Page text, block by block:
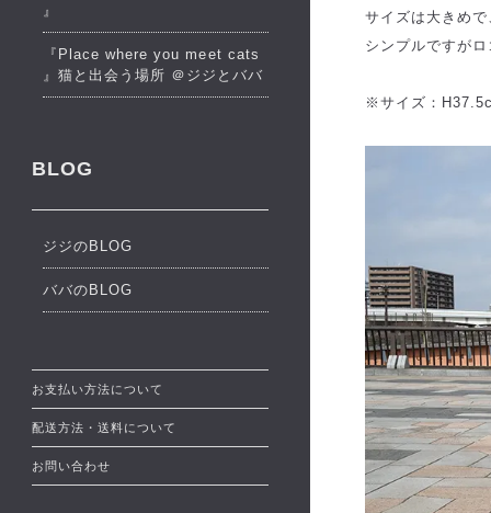
サイズは大きめ
シンプルですが
※サイズ：
』
『Place where you meet cats
』猫と出会う場所 ＠ジジとババ
BLOG
ジジのBLOG
ババのBLOG
お支払い方法について
配送方法・送料について
お問い合わせ